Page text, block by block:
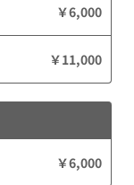
￥6,000
￥11,000
￥6,000